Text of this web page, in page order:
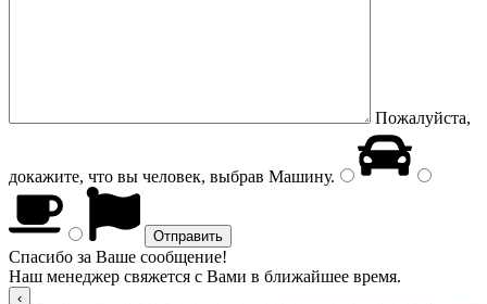
Пожалуйста,
докажите, что вы человек, выбрав Машину.
Спасибо за Ваше сообщение!
Наш менеджер свяжется с Вами в ближайшее время.